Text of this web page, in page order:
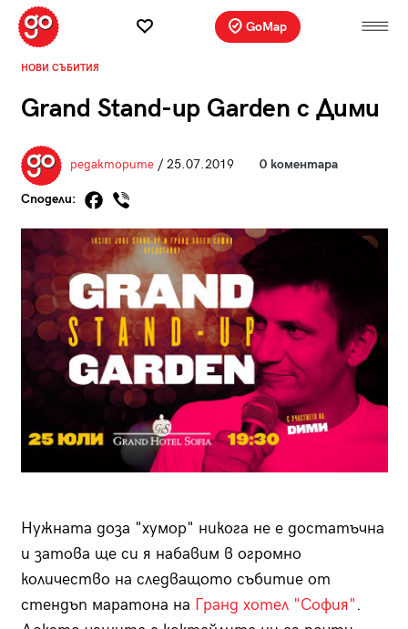
GoMap
НОВИ СЪБИТИЯ
Grand Stand-up Garden с Дими
редакторите/ 25.07.2019 0 коментара
Сподели:
Нужната доза "хумор" никога не е достатъчна
и затова ще си я набавим в огромно
количество на следващото събитие от
стендъп маратона на Гранд хотел "София".